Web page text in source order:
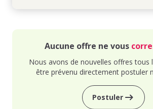
Aucune offre ne vous
Nous avons de nouvelles offres tous
être prévenu directement postuler
Postuler